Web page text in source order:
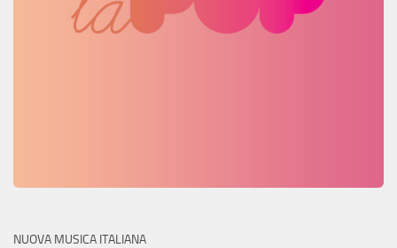
NUOVA MUSICA ITALIANA